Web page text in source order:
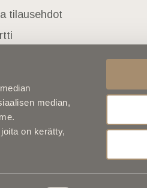
median,
on kerätty,
tilausehdot